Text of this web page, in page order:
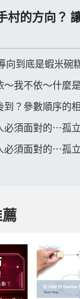
村的方向？
向到底是蝦米碗
～我不依～什麼
到？參數順序的
必須面對的⋯孤
必須面對的⋯孤